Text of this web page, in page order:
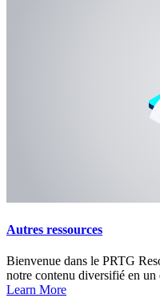
Autres ressources
Bienvenue dans le PRTG
notre contenu diversifié en
Learn More